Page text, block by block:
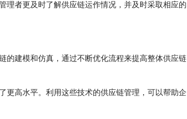
理者更及时了解供应链运作情况，并及时采取相应的
的建模和仿真，通过不断优化流程来提高整体供应链
更高水平。利用这些技术的供应链管理，可以帮助企